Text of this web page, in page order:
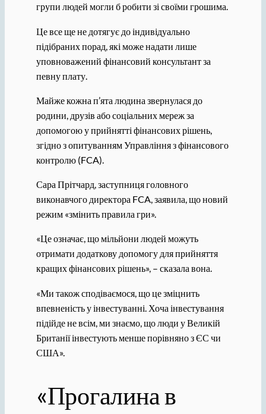
групи людей могли б робити зі своїми грошима.
Це все ще не дотягує до індивідуально
підібраних порад, які може надати лише
уповноважений фінансовий консультант за
певну плату.
Майже кожна п’ята людина звернулася до
родини, друзів або соціальних мереж за
допомогою у прийнятті фінансових рішень,
згідно з опитуванням Управління з фінансового
контролю (FCA).
Сара Прітчард, заступниця головного
виконавчого директора FCA, заявила, що новий
режим «змінить правила гри».
«Це означає, що мільйони людей можуть
отримати додаткову допомогу для прийняття
кращих фінансових рішень», – сказала вона.
«Ми також сподіваємося, що це зміцнить
впевненість у інвестуванні. Хоча інвестування
підійде не всім, ми знаємо, що люди у Великій
Британії інвестують менше порівняно з ЄС чи
США».
«Прогалина в